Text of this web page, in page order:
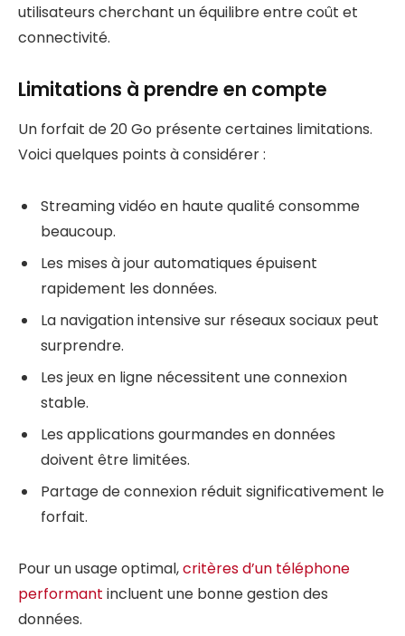
utilisateurs cherchant un équilibre entre coût et
connectivité.
Limitations à prendre en compte
Un forfait de 20 Go présente certaines limitations.
Voici quelques points à considérer :
Streaming vidéo en haute qualité consomme
beaucoup.
Les mises à jour automatiques épuisent
rapidement les données.
La navigation intensive sur réseaux sociaux peut
surprendre.
Les jeux en ligne nécessitent une connexion
stable.
Les applications gourmandes en données
doivent être limitées.
Partage de connexion réduit significativement le
forfait.
Pour un usage optimal,critères d’un téléphone
performant incluent une bonne gestion des
données.